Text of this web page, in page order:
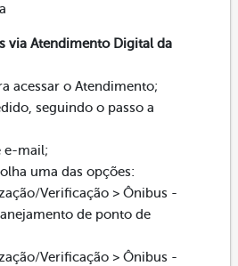
via Atendimento Digital da
acessar o Atendimento;
seguindo o passo a
e-mail;
uma das opções:
Verificação > Ônibus -
de ponto de
Verificação > Ônibus -